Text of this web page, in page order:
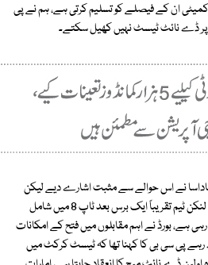
کمیٹی ان کے فیصلے کو تسلیم کرتی ہے، ہم نے پی
پر ڈے نائٹ ٹیسٹ نہیں کھیل سکتے۔
نے اس حوالے سے مثبت اشارے دیے لیکن
اسکواڈ کو شدید تحفظات تھے، سری لنکن ٹیم تقریباً ایک برس بعد ٹاپ 8 میں شامل
ہے، بورڈ نے اہم مقابلوں میں فتح کے امکانات
رہے پی سی بی کا کہنا تھا کہ ٹیسٹ کرکٹ میں